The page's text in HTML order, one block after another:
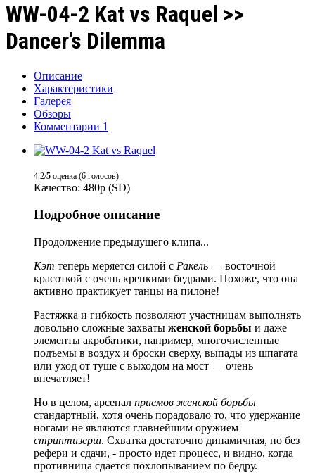
WW-04-2 Kat vs Raquel >>
Dancer’s Dilemma
Описание
Характеристики
Галерея
Обзоры
Комментарии 1
4.2/5 оценка (6 голосов)
Качество: 480p (SD)
Подробное описание
Продолжение предыдущего клипа...
Кэт теперь меряется силой с Ракель — восточной
красоткой с очень крепкими бедрами. Похоже, что она
активно практикует танцы на пилоне!
Растяжка и гибкость позволяют участницам выполнять
довольно сложные захваты женской борьбы и даже
элементы акробатики, например, многочисленные
подъемы в воздух и броски сверху, выпады из шпагата
или уход от туше с выходом на мост — очень
впечатляет!
Но в целом, арсенал приемов женской борьбы
стандартный, хотя очень порадовало то, что удержание
ногами не являются главнейшим оружием
стриптизерш. Схватка достаточно динамичная, но без
рефери и сдачи, - просто идет процесс, и видно, когда
противница сдается похлопыванием по бедру.